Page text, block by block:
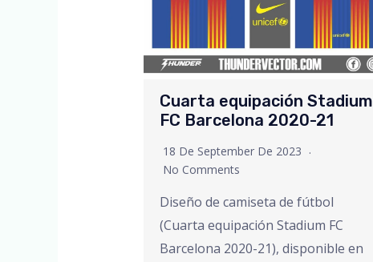
Cuarta equipación Stadium
FC Barcelona 2020-21
18 De September De 2023
No Comments
Diseño de camiseta de fútbol
(Cuarta equipación Stadium FC
Barcelona 2020-21), disponible en